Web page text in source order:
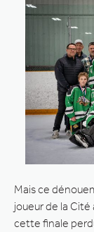
Mais ce
joueur de la
cette finale